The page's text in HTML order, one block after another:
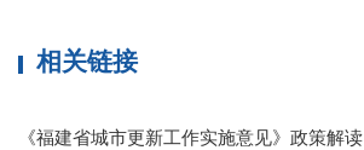
相关链接
《福建省城市更新工作实施意见》政策解读